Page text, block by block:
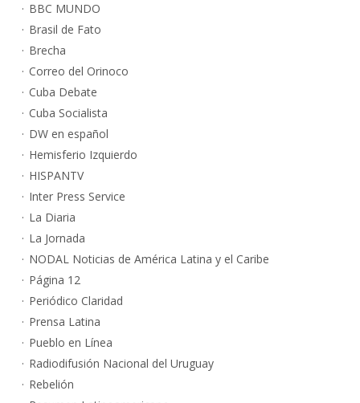
BBC MUNDO
Brasil de Fato
Brecha
Correo del Orinoco
Cuba Debate
Cuba Socialista
DW en español
Hemisferio Izquierdo
HISPANTV
Inter Press Service
La Diaria
La Jornada
NODAL Noticias de América Latina y el Caribe
Página 12
Periódico Claridad
Prensa Latina
Pueblo en Línea
Radiodifusión Nacional del Uruguay
Rebelión